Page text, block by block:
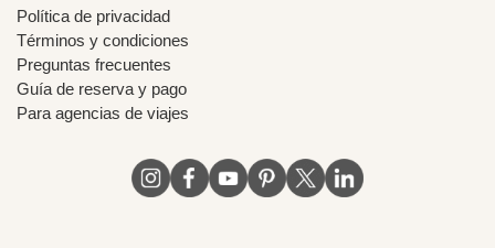
Política de privacidad
Términos y condiciones
Preguntas frecuentes
Guía de reserva y pago
Para agencias de viajes